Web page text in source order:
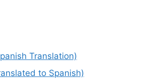
Translation)
to Spanish)